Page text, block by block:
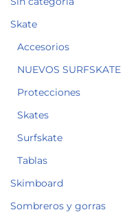
Skate
Accesorios
NUEVOS SURFSKATE
Protecciones
Skates
Surfskate
Tablas
Skimboard
Sombreros y gorras